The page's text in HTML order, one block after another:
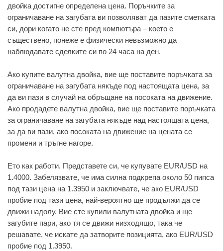
двойка достигне определена цена. Поръчките за
ограничаване на загубата ви позволяват да пазите сметката
си, дори когато не сте пред компютъра – което е
съществено, понеже е физически невъзможно да
наблюдавате сделките си по 24 часа на ден.
Ако купите валутна двойка, вие ще поставите поръчката за
ограничаване на загубата някъде под настоящата цена, за
да ви пази в случай на обръщане на посоката на движение.
Ако продадете валутна двойка, вие ще поставите поръчката
за ограничаване на загубата някъде над настоящата цена,
за да ви пази, ако посоката на движение на цената се
промени и тръгне нагоре.
Ето как работи. Представете си, че купувате EUR/USD на
1.4000. Забелязвате, че има силна подкрепа около 50 пипса
под тази цена на 1.3950 и заключвате, че ако EUR/USD
пробие под тази цена, най-вероятно ще продължи да се
движи надолу. Вие сте купили валутната двойка и ще
загубите пари, ако тя се движи низходящо, така че
решавате, че искате да затворите позицията, ако EUR/USD
пробие под 1.3950.